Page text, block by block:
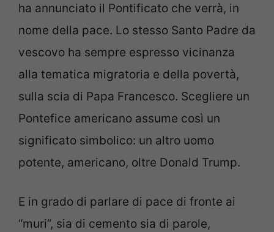
ha annunciato il Pontificato che verrà, in
nome della pace. Lo stesso Santo Padre da
vescovo ha sempre espresso vicinanza
alla tematica migratoria e della povertà,
sulla scia di Papa Francesco. Scegliere un
Pontefice americano assume così un
significato simbolico: un altro uomo
potente, americano, oltre Donald Trump.
E in grado di parlare di pace di fronte ai
“muri”, sia di cemento sia di parole,